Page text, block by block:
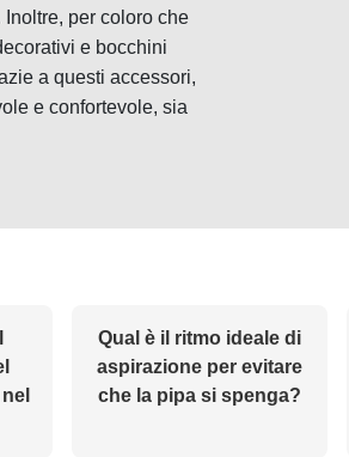
per coloro che
e bocchini
a questi accessori,
e confortevole, sia
Qual è il ritmo ideale di
aspirazione per evitare
che la pipa si spenga?